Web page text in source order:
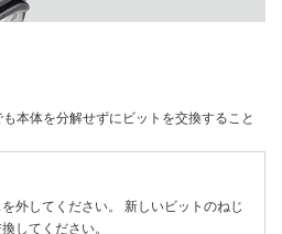
本体を分解せずにビットを交換すること
外してください。 新しいビットのねじ
してください。